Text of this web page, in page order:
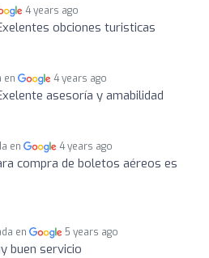
4 years ago
obciones turisticas
en 4 years ago
asesoría y amabilidad
en 4 years ago
compra de boletos aéreos es
en 5 years ago
buen servicio